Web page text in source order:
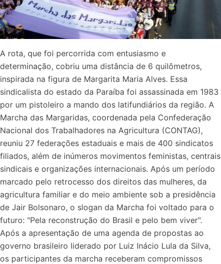
A rota, que foi percorrida com entusiasmo e
determinação, cobriu uma distância de 6 quilômetros,
inspirada na figura de Margarita Maria Alves. Essa
sindicalista do estado da Paraíba foi assassinada em 1983
por um pistoleiro a mando dos latifundiários da região. A
Marcha das Margaridas, coordenada pela Confederação
Nacional dos Trabalhadores na Agricultura (CONTAG),
reuniu 27 federações estaduais e mais de 400 sindicatos
filiados, além de inúmeros movimentos feministas, centrais
sindicais e organizações internacionais. Após um período
marcado pelo retrocesso dos direitos das mulheres, da
agricultura familiar e do meio ambiente sob a presidência
de Jair Bolsonaro, o slogan da Marcha foi voltado para o
futuro: "Pela reconstrução do Brasil e pelo bem viver".
Após a apresentação de uma agenda de propostas ao
governo brasileiro liderado por Luiz Inácio Lula da Silva,
os participantes da marcha receberam compromissos